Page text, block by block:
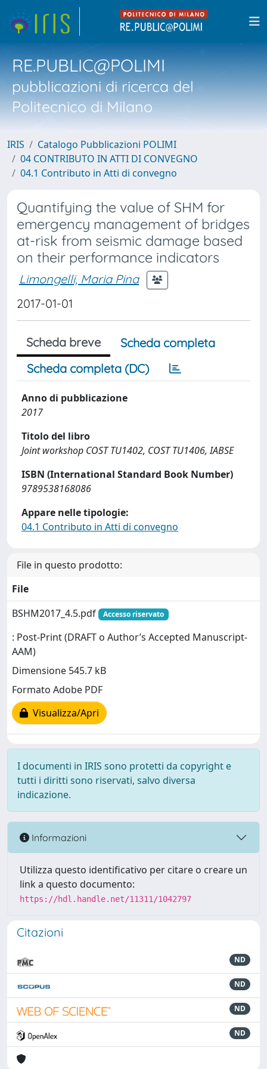
RE.PUBLIC@POLIMI
pubblicazioni di ricerca del
Politecnico di Milano
IRIS
Catalogo Pubblicazioni POLIMI
04 CONTRIBUTO IN ATTI DI CONVEGNO
04.1 Contributo in Atti di convegno
Quantifying the value of SHM for
emergency management of bridges
at-risk from seismic damage based
on their performance indicators
Limongelli, Maria Pina
2017-01-01
Scheda breve
Scheda completa
Scheda completa (DC)
Anno di pubblicazione
2017
Titolo del libro
Joint workshop COST TU1402, COST TU1406, IABSE
ISBN (International Standard Book Number)
9789538168086
Appare nelle tipologie:
04.1 Contributo in Atti di convegno
File in questo prodotto:
File
BSHM2017_4.5.pdf
Accesso riservato
: Post-Print (DRAFT o Author’s Accepted Manuscript-
AAM)
Dimensione 545.7 kB
Formato Adobe PDF
Visualizza/Apri
I documenti in IRIS sono protetti da copyright e
tutti i diritti sono riservati, salvo diversa
indicazione.
Informazioni
Utilizza questo identificativo per citare o creare un
link a questo documento:
https://hdl.handle.net/11311/1042797
Citazioni
ND
ND
ND
ND